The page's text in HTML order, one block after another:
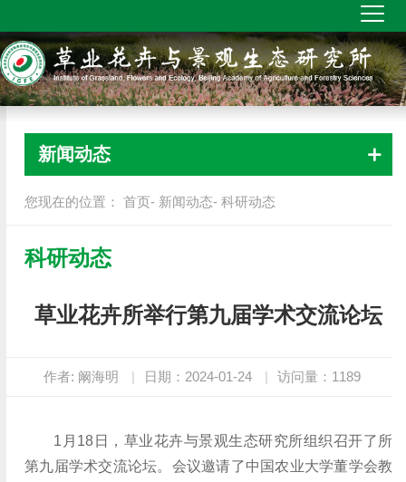
新闻动态
您现在的位置： 首页- 新闻动态- 科研动态
科研动态
草业花卉所举行第九届学术交流论坛
作者: 阚海明 | 日期：2024-01-24 | 访问量： 1189
1月18日，草业花卉与景观生态研究所组织召开了所
第九届学术交流论坛。会议邀请了中国农业大学董学会教